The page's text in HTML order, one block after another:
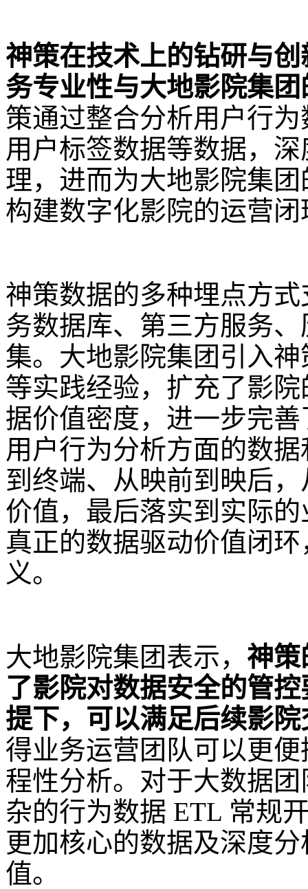
神策在技术上的钻研与
务专业性与大地影院集
策通过整合分析用户行
用户标签数据等数据，
理，进而为大地影院集
构建数字化影院的运营闭
神策数据的多种埋点方
务数据库、第三方服务
集。大地影院集团引入
等实践经验，扩充了影
据价值密度，进一步完
用户行为分析方面的数
到终端、从映前到映后
价值，最后落实到实际
真正的数据驱动价值闭
义。
大地影院集团表示， 神策
了影院对数据安全的管
提下，可以满足后续影
得业务运营团队可以更
程性分析。对于大数据
杂的行为数据 ETL 常规
更加核心的数据及深度
值。